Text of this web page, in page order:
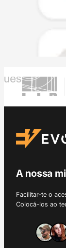
A nossa
Facilitar-te o
Colocá-los ao